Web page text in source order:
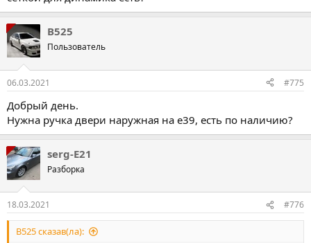
B525
Пользователь
06.03.2021 #775
Добрый день.
Нужна ручка двери наружная на е39, есть по наличию?
serg-E21
Разборка
18.03.2021 #776
B525 сказав(ла):